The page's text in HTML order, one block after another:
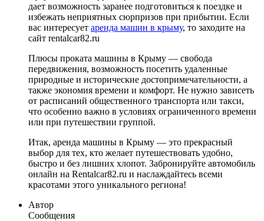
дает возможность заранее подготовиться к поездке и
избежать неприятных сюрпризов при прибытии. Если
вас интересует аренда машин в крыму, то заходите на
сайт rentalcar82.ru
Плюсы проката машины в Крыму — свобода
передвижения, возможность посетить удаленные
природные и исторические достопримечательности, а
также экономия времени и комфорт. Не нужно зависеть
от расписаний общественного транспорта или такси,
что особенно важно в условиях ограниченного времени
или при путешествии группой.
Итак, аренда машины в Крыму — это прекрасный
выбор для тех, кто желает путешествовать удобно,
быстро и без лишних хлопот. Забронируйте автомобиль
онлайн на Rentalcar82.ru и наслаждайтесь всеми
красотами этого уникального региона!
Автор
Сообщения